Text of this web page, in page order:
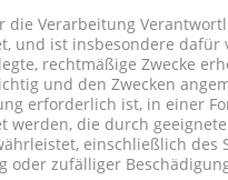
die Verarbeitung
und ist insbesondere dafür
rechtmäßige Zwecke
und den Zwecken
erforderlich ist, in einer
werden, die durch
einschließlich
oder zufälliger